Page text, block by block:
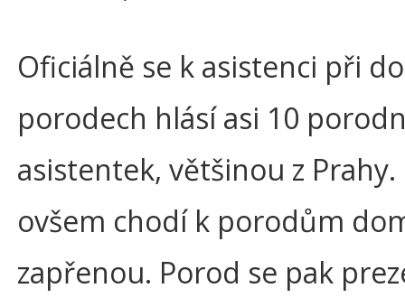
Oficiálně se k asistenci při
porodech hlásí asi 10
asistentek, většinou z
ovšem chodí k porodům
zapřenou. Porod se pak